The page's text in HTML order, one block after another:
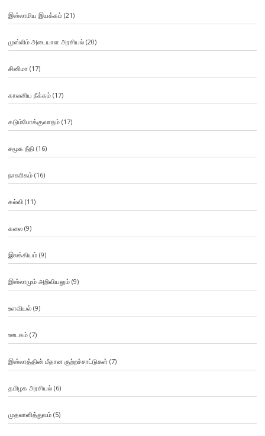
இஸ்லாமிய இயக்கம்(21)
முஸ்லிம் அடையாள அரசியல்(20)
சினிமா (17)
காலனிய நீக்கம்(17)
கடும்போக்குவாதம்(17)
சமூக நீதி (16)
நாகரிகம்(16)
கல்வி (11)
கலை(9)
இலக்கியம்(9)
இஸ்லாமும் அறிவியலும்(9)
உளவியல்(9)
ஊடகம்(7)
இஸ்லாத்தின் மீதான குற்றச்சாட்டுகள் (7)
தமிழக அரசியல்(6)
முதலாளித்துவம்(5)